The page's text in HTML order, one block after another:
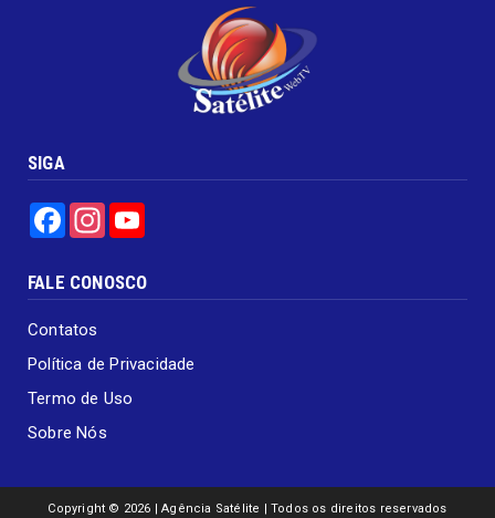
SIGA
FacebookInstagram
FALE CONOSCO
Contatos
Política de Privacidade
Termo de Uso
Sobre Nós
Copyright © 2026 | Agência Satélite | Todos os direitos reservados